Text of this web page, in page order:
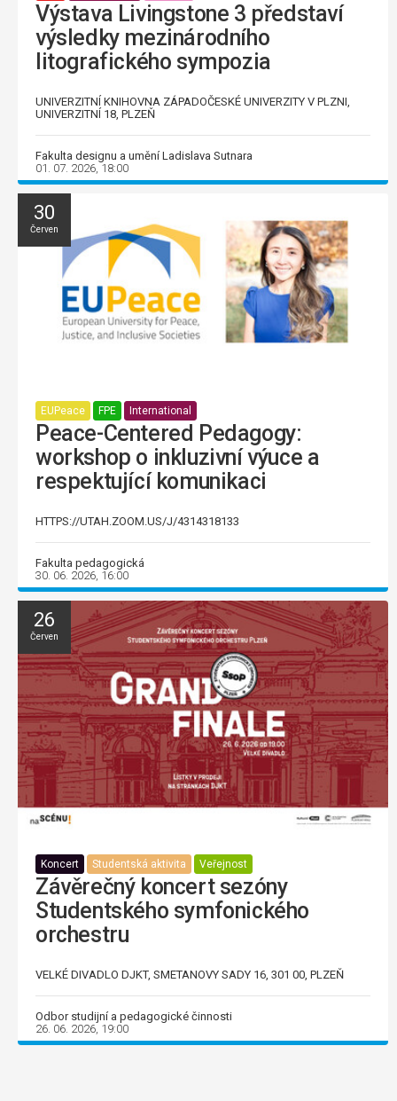
Výstava Livingstone 3 představí
výsledky mezinárodního
litografického sympozia
UNIVERZITNÍ KNIHOVNA ZÁPADOČESKÉ UNIVERZITY V PLZNI,
UNIVERZITNÍ 18, PLZEŇ
Fakulta designu a umění Ladislava Sutnara
01. 07. 2026, 18:00
30
Červen
EUPeace FPE International
Peace-Centered Pedagogy:
workshop o inkluzivní výuce a
respektující komunikaci
HTTPS://UTAH.ZOOM.US/J/4314318133
Fakulta pedagogická
30. 06. 2026, 16:00
26
Červen
Koncert Studentská aktivita Veřejnost
Závěrečný koncert sezóny
Studentského symfonického
orchestru
VELKÉ DIVADLO DJKT, SMETANOVY SADY 16, 301 00, PLZEŇ
Odbor studijní a pedagogické činnosti
26. 06. 2026, 19:00